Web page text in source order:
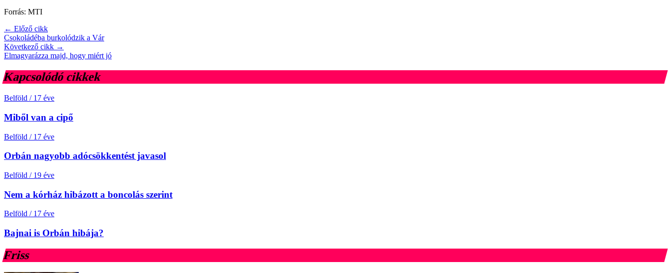
Forrás: MTI
← Előző cikk
Csokoládéba burkolódzik a Vár
Következő cikk →
Elmagyarázza majd, hogy miért jó
Kapcsolódó cikkek
Belföld / 17 éve
Miből van a cipő
Belföld / 17 éve
Orbán nagyobb adócsökkentést javasol
Belföld / 19 éve
Nem a kórház hibázott a boncolás szerint
Belföld / 17 éve
Bajnai is Orbán hibája?
Friss